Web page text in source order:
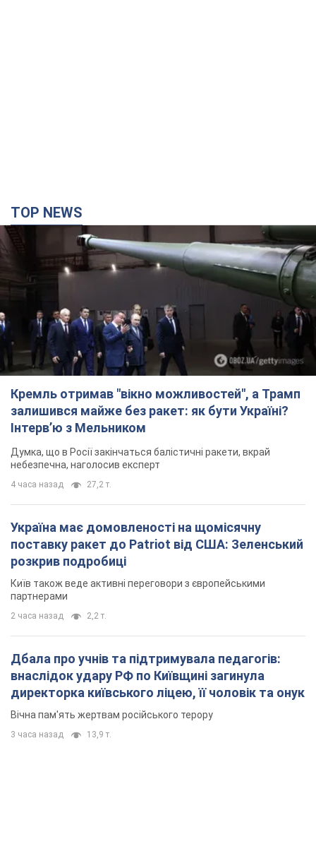
TOP NEWS
Кремль отримав "вікно можливостей", а Трамп
залишився майже без ракет: як бути Україні?
Інтерв’ю з Мельником
Думка, що в Росії закінчаться балістичні ракети, вкрай
небезпечна, наголосив експерт
4 часа назад 27,2 т.
Україна має домовленості на щомісячну
поставку ракет до Patriot від США: Зеленський
розкрив подробиці
Київ також веде активні переговори з європейськими
партнерами
2 часа назад 2,2 т.
Дбала про учнів та підтримувала педагогів:
внаслідок удару РФ по Київщині загинула
директорка київського ліцею, її чоловік та онук
Вічна пам'ять жертвам російського терору
3 часа назад 13,9 т.